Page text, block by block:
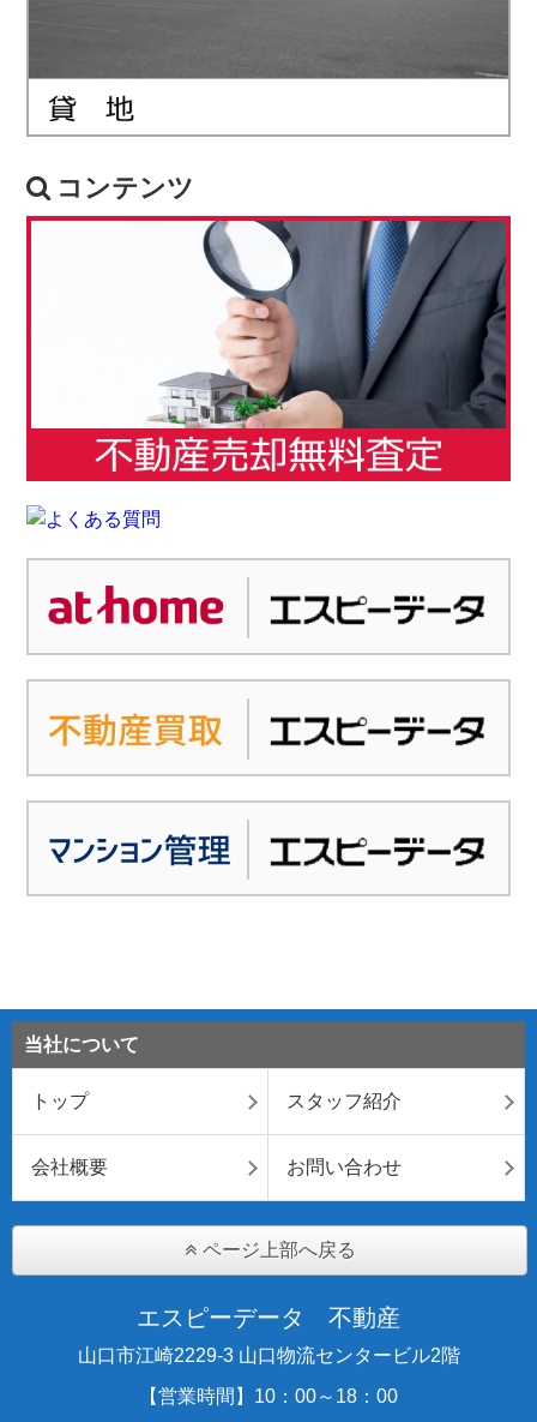
コンテンツ
当社について
トップ スタッフ紹介
会社概要 お問い合わせ
ページ上部へ戻る
エスピーデータ 不動産
山口市江崎2229-3 山口物流センタービル2階
【営業時間】10：00～18：00